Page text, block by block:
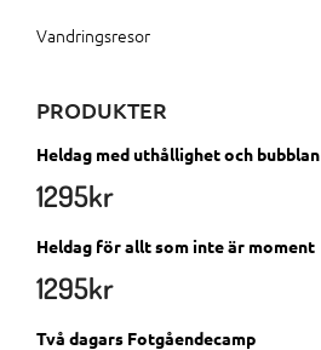
Vandringsresor
PRODUKTER
Heldag med uthållighet och bubblan
1295kr
Heldag för allt som inte är moment
1295kr
Två dagars Fotgåendecamp